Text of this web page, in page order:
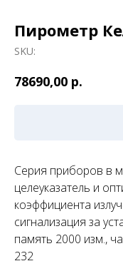
Пирометр
SKU:
78690,00 р.
Серия приборов в
целеуказатель и
коэффициента
сигнализация за
память 2000 изм.,
232